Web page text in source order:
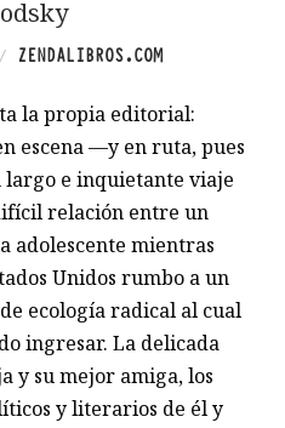
/ ZENDALIBROS.COM
la propia editorial:
escena —y en ruta, pues
largo e inquietante viaje
relación entre un
adolescente mientras
Unidos rumbo a un
ecología radical al cual
ingresar. La delicada
y su mejor amiga, los
y literarios de él y